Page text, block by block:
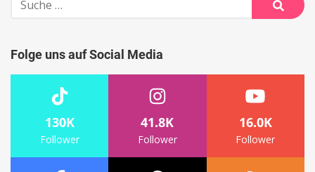
nach:
Suche
Folge uns auf Social Media
130K
Follower
41.8K
Follower
16.0K
Follower